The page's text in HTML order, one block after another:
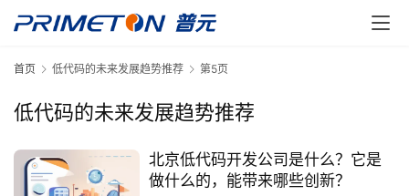
首页 低代码的未来发展趋势推荐 第5页
低代码的未来发展趋势推荐
北京低代码开发公司是什么？它是
做什么的，能带来哪些创新？